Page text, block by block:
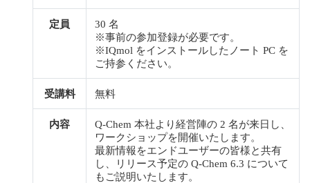
定員
30 名
※事前の参加登録が必要です。
※IQmol をインストールしたノート PC を
ご持参ください。
受講料 無料
内容
Q-Chem 本社より経営陣の 2 名が来日し、
ワークショップを開催いたします。
最新情報をエンドユーザーの皆様と共有
し、リリース予定の Q-Chem 6.3 について
もご説明いたします。